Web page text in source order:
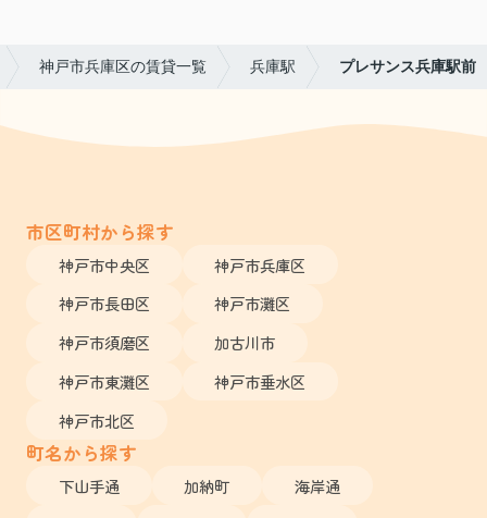
神戸市兵庫区の賃貸一覧 兵庫駅 プレサンス兵庫駅前
市区町村から探す
神戸市中央区
神戸市兵庫区
神戸市長田区
神戸市灘区
神戸市須磨区
加古川市
神戸市東灘区
神戸市垂水区
神戸市北区
町名から探す
下山手通 加納町
海岸通